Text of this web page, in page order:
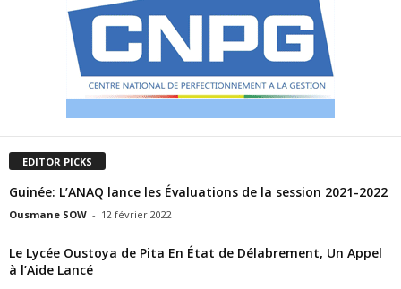
EDITOR PICKS
Guinée: L’ANAQ lance les Évaluations de la session 2021-2022
Ousmane SOW - 12 février 2022
Le Lycée Oustoya de Pita En État de Délabrement, Un Appel
à l’Aide Lancé